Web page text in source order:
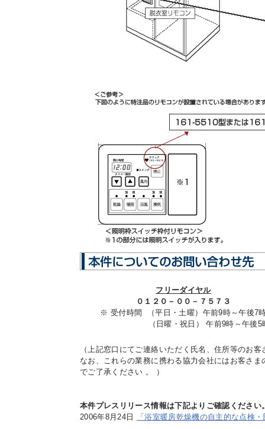
フリーダイヤル
０１２０－００－７５７３
※ 受付時間 （平日・土曜）午前9時～午後7
（日曜・祝日） 午前9時～午後5
（上記窓口にてご連絡いただく氏名、住所等のお
なお、これらの業務に携わる協力会社にはお客さ
でご了承ください 。 ）
本件プレスリリース情報は下記よりご確認ください
2006年8月24日
「浴室暖房乾燥機の自主的な点検